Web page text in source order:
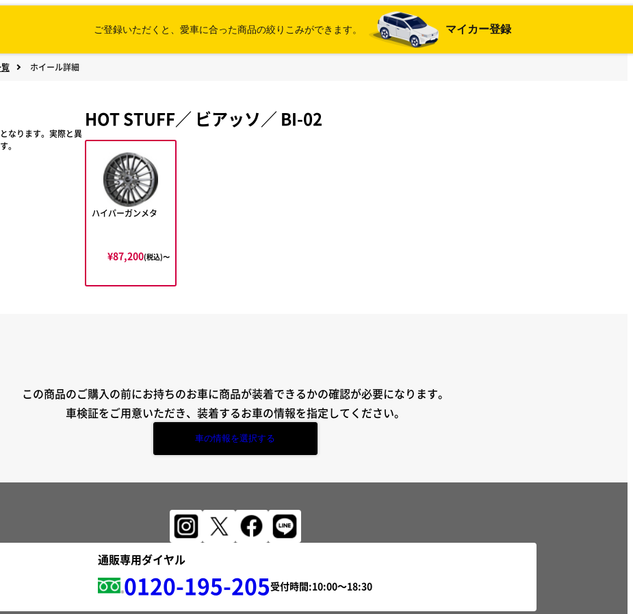
ご登録いただくと、愛車に合った商品の絞りこみができます。 マイカー登録
ホイール詳細
なります。実際と異
。
HOT STUFF／ ビアッソ／ BI-02
ハイパーガンメタ
¥87,200(税込)〜
この商品のご購入の前にお持ちのお車に商品が装着できるかの確認が必要になります。
車検証をご用意いただき、装着するお車の情報を指定してください。
車の情報を選択する
通販専用ダイヤル
0120-195-205受付時間: